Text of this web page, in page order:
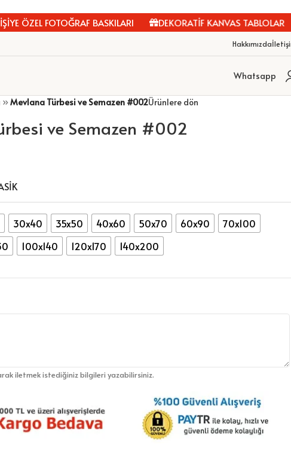
ÖZEL FOTOĞRAF BASKILARI DEKORATİF KANVAS TABLOLAR
Hakkımızda
Whatsapp
»Mevlana Türbesi ve Semazen #002Ürünlere dön
ve Semazen #002
30x40 35x50 40x60 50x70 60x90
70x100
100x140 120x170 140x200
iletmek istediğiniz bilgileri yazabilirsiniz.